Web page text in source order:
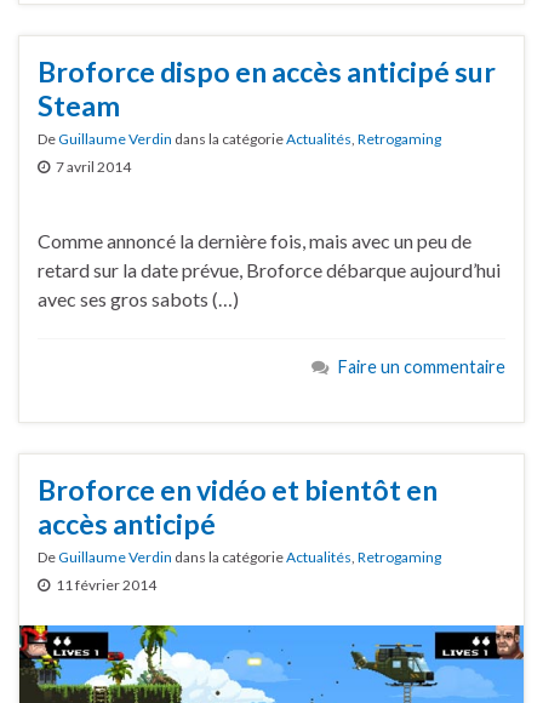
Broforce dispo en accès anticipé sur
Steam
DeGuillaume Verdin dans la catégorieActualités, Retrogaming
7 avril 2014
Comme annoncé la dernière fois, mais avec un peu de
retard sur la date prévue, Broforce débarque aujourd’hui
avec ses gros sabots (…)
Faire un commentaire
Broforce en vidéo et bientôt en
accès anticipé
DeGuillaume Verdin dans la catégorieActualités Retrogaming
11 février 2014